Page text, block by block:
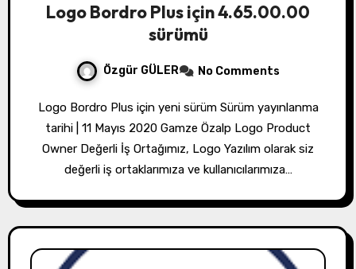
Logo Bordro Plus için 4.65.00.00
sürümü
Özgür GÜLER No Comments
Logo Bordro Plus için yeni sürüm Sürüm yayınlanma
tarihi | 11 Mayıs 2020 Gamze Özalp Logo Product
Owner Değerli İş Ortağımız, Logo Yazılım olarak siz
değerli iş ortaklarımıza ve kullanıcılarımıza…